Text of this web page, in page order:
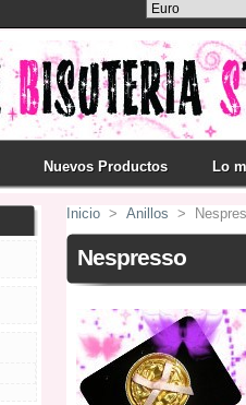
Nuevos Productos Lo
Inicio > Anillos >
Nespresso